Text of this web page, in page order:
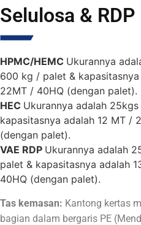
Selulosa & RDP
HPMC/HEMC Ukurannya
600 kg / palet &
22MT / 40HQ (dengan palet).
HEC Ukurannya adalah
kapasitasnya adalah 12 MT /
(dengan palet).
VAE RDP Ukurannya adalah
palet & kapasitasnya adalah
40HQ (dengan palet).
Tas kemasan: Kantong kertas
bagian dalam bergaris PE